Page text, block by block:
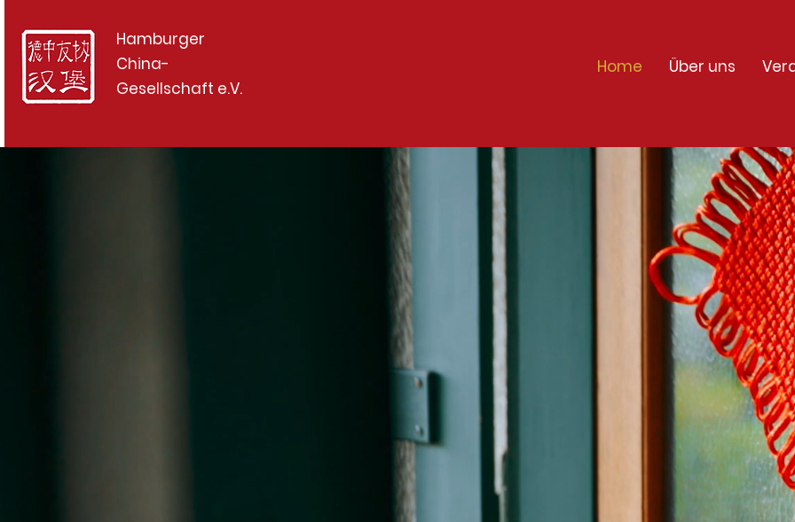
Hamburger
China-
Gesellschaft e.V.
Home Über uns
Brückenbauer zwischen Hamburg und
China - eine besondere Freundschaft